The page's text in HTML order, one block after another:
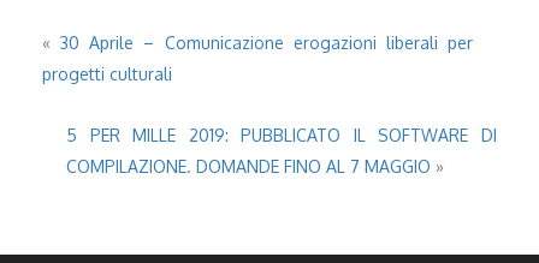
«30 Aprile – Comunicazione erogazioni liberali per
progetti culturali
5 PER MILLE 2019: PUBBLICATO IL SOFTWARE DI
COMPILAZIONE. DOMANDE FINO AL 7 MAGGIO »